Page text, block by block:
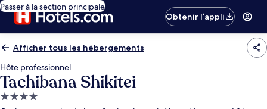
Passer à la section principale
Obtenir l’appli
Afficher tous les hébergements
Hôte professionnel
Tachibana Shikitei
Hébergement